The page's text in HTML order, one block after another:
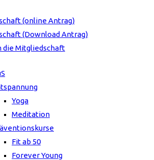
(online Antrag)
(Download Antrag)
die Mitgliedschaft
Yoga
Meditation
Fit ab 50
Forever Young